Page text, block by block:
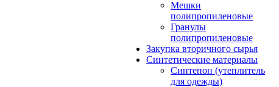
Мешки
полипропиленовые
Гранулы
полипропиленовые
Закупка вторичного сырья
Синтетические материалы
Синтепон (утеплитель
для одежды)